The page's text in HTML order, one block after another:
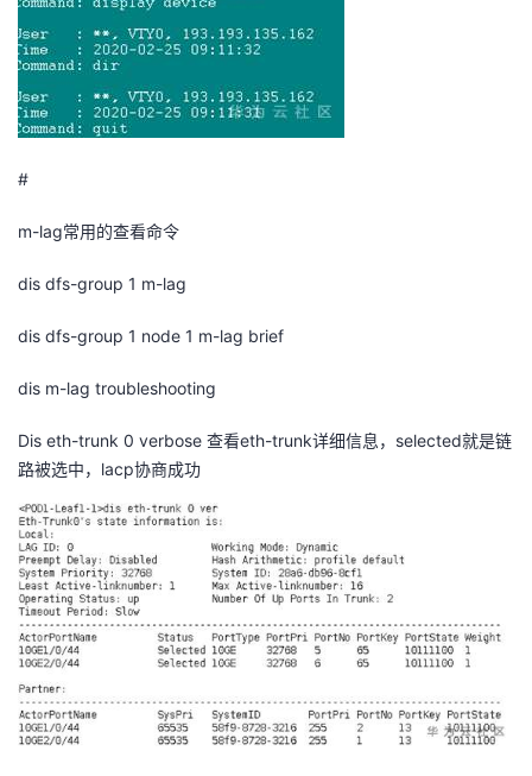
#
m-lag常用的查看命令
dis dfs-group 1 m-lag
dis dfs-group 1 node 1 m-lag brief
dis m-lag troubleshooting
Dis eth-trunk 0 verbose 查看eth-trunk详细信息， selected就是链
路被选中， lacp协商成功